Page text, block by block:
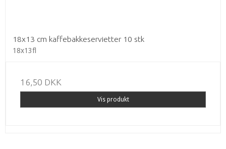
18x13 cm kaffebakkeservietter 10 stk
18x13fl
16,50 DKK
Vis produkt